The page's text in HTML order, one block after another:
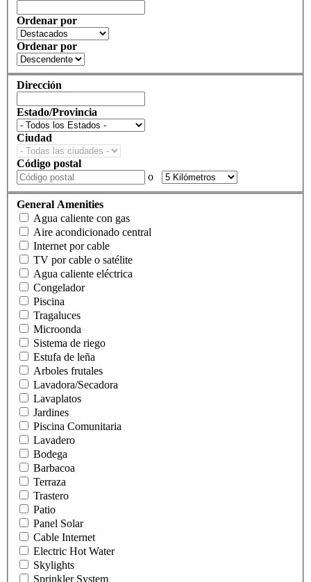
Ordenar por
Ordenar por
Dirección
Estado/Provincia
Ciudad
Código postal
o
General Amenities
Agua caliente con gas
Aire acondicionado central
Internet por cable
TV por cable o satélite
Agua caliente eléctrica
Congelador
Piscina
Tragaluces
Microonda
Sistema de riego
Estufa de leña
Arboles frutales
Lavadora/Secadora
Lavaplatos
Jardines
Piscina Comunitaria
Lavadero
Bodega
Barbacoa
Terraza
Trastero
Patio
Panel Solar
Cable Internet
Electric Hot Water
Skylights
Sprinkler System